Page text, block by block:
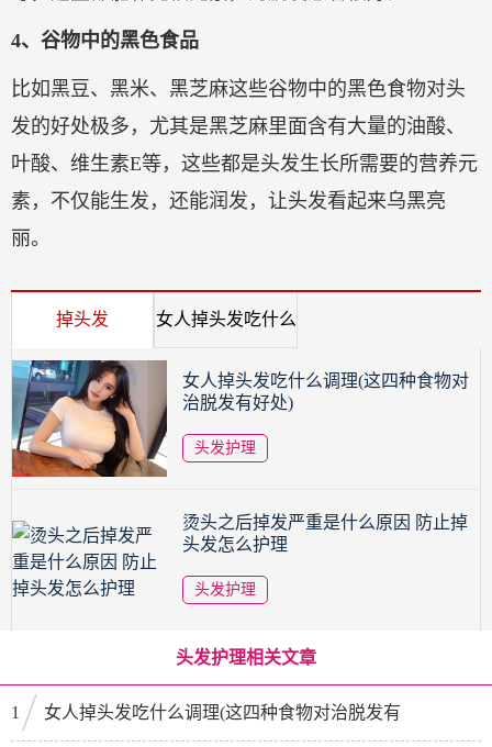
4、谷物中的黑色食品
比如黑豆、黑米、黑芝麻这些谷物中的黑色食物对头
发的好处极多，尤其是黑芝麻里面含有大量的油酸、
叶酸、维生素E等，这些都是头发生长所需要的营养元
素，不仅能生发，还能润发，让头发看起来乌黑亮
丽。
掉头发 女人掉头发吃什么
调理
女人掉头发吃什么调理(这四种食物对
治脱发有好处)
头发护理
烫头之后掉发严重是什么原因 防止掉
头发怎么护理
头发护理
头发护理相关文章
1 女人掉头发吃什么调理(这四种食物对治脱发有